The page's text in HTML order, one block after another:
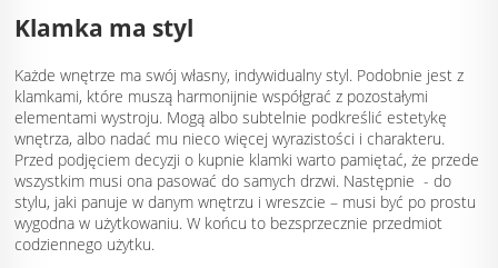
Klamka ma styl
Każde wnętrze ma swój własny, indywidualny styl. Podobnie jest z
klamkami, które muszą harmonijnie współgrać z pozostałymi
elementami wystroju. Mogą albo subtelnie podkreślić estetykę
wnętrza, albo nadać mu nieco więcej wyrazistości i charakteru.
Przed podjęciem decyzji o kupnie klamki warto pamiętać, że przede
wszystkim musi ona pasować do samych drzwi. Następnie - do
stylu, jaki panuje w danym wnętrzu i wreszcie – musi być po prostu
wygodna w użytkowaniu. W końcu to bezsprzecznie przedmiot
codziennego użytku.